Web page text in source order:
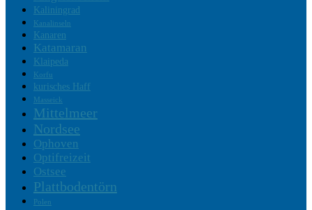
Kaliningrad
Kanalinseln
Kanaren
Katamaran
Klaipeda
Korfu
kurisches Haff
Masseick
Mittelmeer
Nordsee
Ophoven
Optifreizeit
Ostsee
Plattbodentörn
Polen